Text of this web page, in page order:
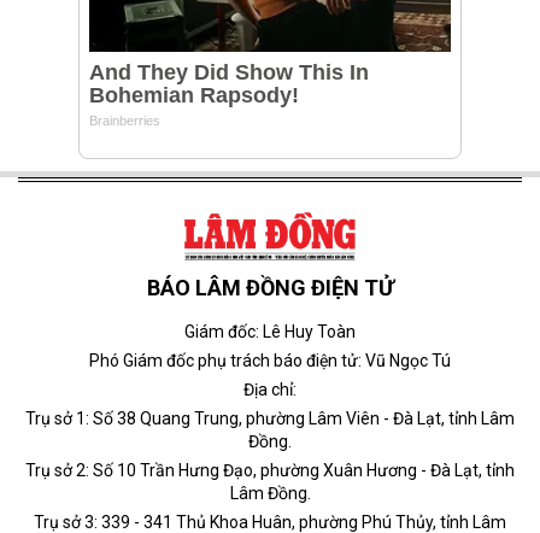
BÁO LÂM ĐỒNG ĐIỆN TỬ
Giám đốc: Lê Huy Toàn
Phó Giám đốc phụ trách báo điện tử: Vũ Ngọc Tú
Địa chỉ:
Trụ sở 1: Số 38 Quang Trung, phường Lâm Viên - Đà Lạt, tỉnh Lâm
Đồng.
Trụ sở 2: Số 10 Trần Hưng Đạo, phường Xuân Hương - Đà Lạt, tỉnh
Lâm Đồng.
Trụ sở 3: 339 - 341 Thủ Khoa Huân, phường Phú Thủy, tỉnh Lâm